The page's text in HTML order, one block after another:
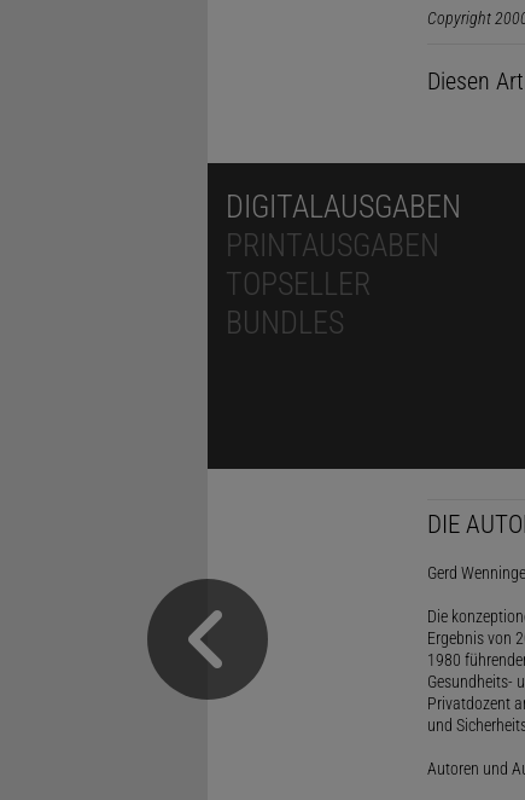
Copyright
Diesen
DIGITALAUSGABEN
PRINTAUSGABEN
TOPSELLER
BUNDLES
DIE
Gerd
Die
Ergebnis von
1980
Gesundheits-
Privatdozent
und
Autoren und